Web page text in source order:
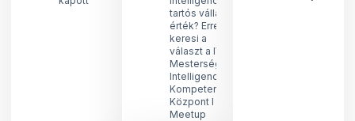
tartós vállalati
érték? Erre
keresi a
választ a IVSZ
Mesterséges
Intelligencia
Kompetencia
Központ I
Meetup